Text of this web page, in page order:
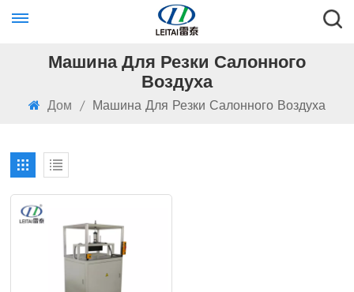
Машина Для Резки Салонного
Воздуха
Дом / Машина Для Резки Салонного Воздуха